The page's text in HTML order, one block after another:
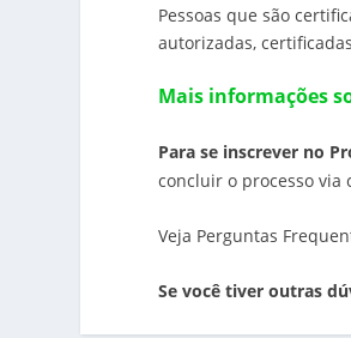
Pessoas que são
autorizadas,
Mais informações
Para se inscrever no
concluir o processo via
Veja Perguntas
Se você tiver outras